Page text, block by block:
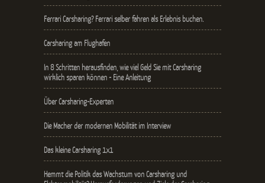
Ferrari Carsharing? Ferrari selber fahren als Erlebnis buchen.
Carsharing am Flughafen
In 8 Schritten herausfinden, wie viel Geld Sie mit Carsharing
wirklich sparen können - Eine Anleitung
Über Carsharing-Experten
Die Macher der modernen Mobilität im Interview
Das kleine Carsharing 1x1
Hemmt die Politik das Wachstum von Carsharing und